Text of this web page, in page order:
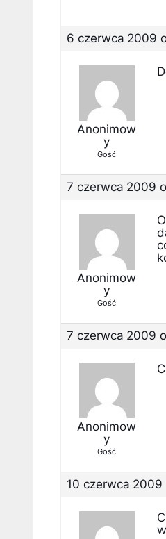
6 czerwca 2009
Anonimow
y
Gość
7 czerwca 2009
Anonimow
y
Gość
7 czerwca 2009
Anonimow
y
Gość
10 czerwca